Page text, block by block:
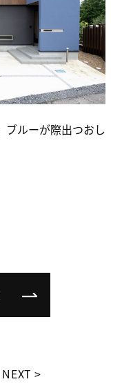
ブルーが際出つおし
NEXT